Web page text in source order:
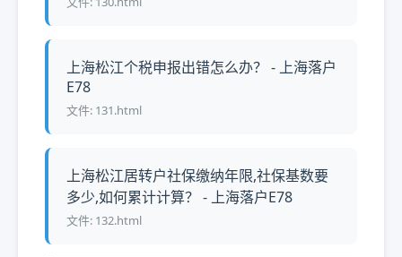
上海松江个税申报出错怎么办？ - 上海落户
E78
文件: 131.html
上海松江居转户社保缴纳年限,社保基数要
多少,如何累计计算？ - 上海落户E78
文件: 132.html